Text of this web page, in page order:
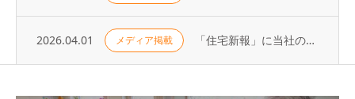
2026.04.01 メディア掲載 「住宅新報」に当社の取り組みが掲載されました（2026年3月24日号）